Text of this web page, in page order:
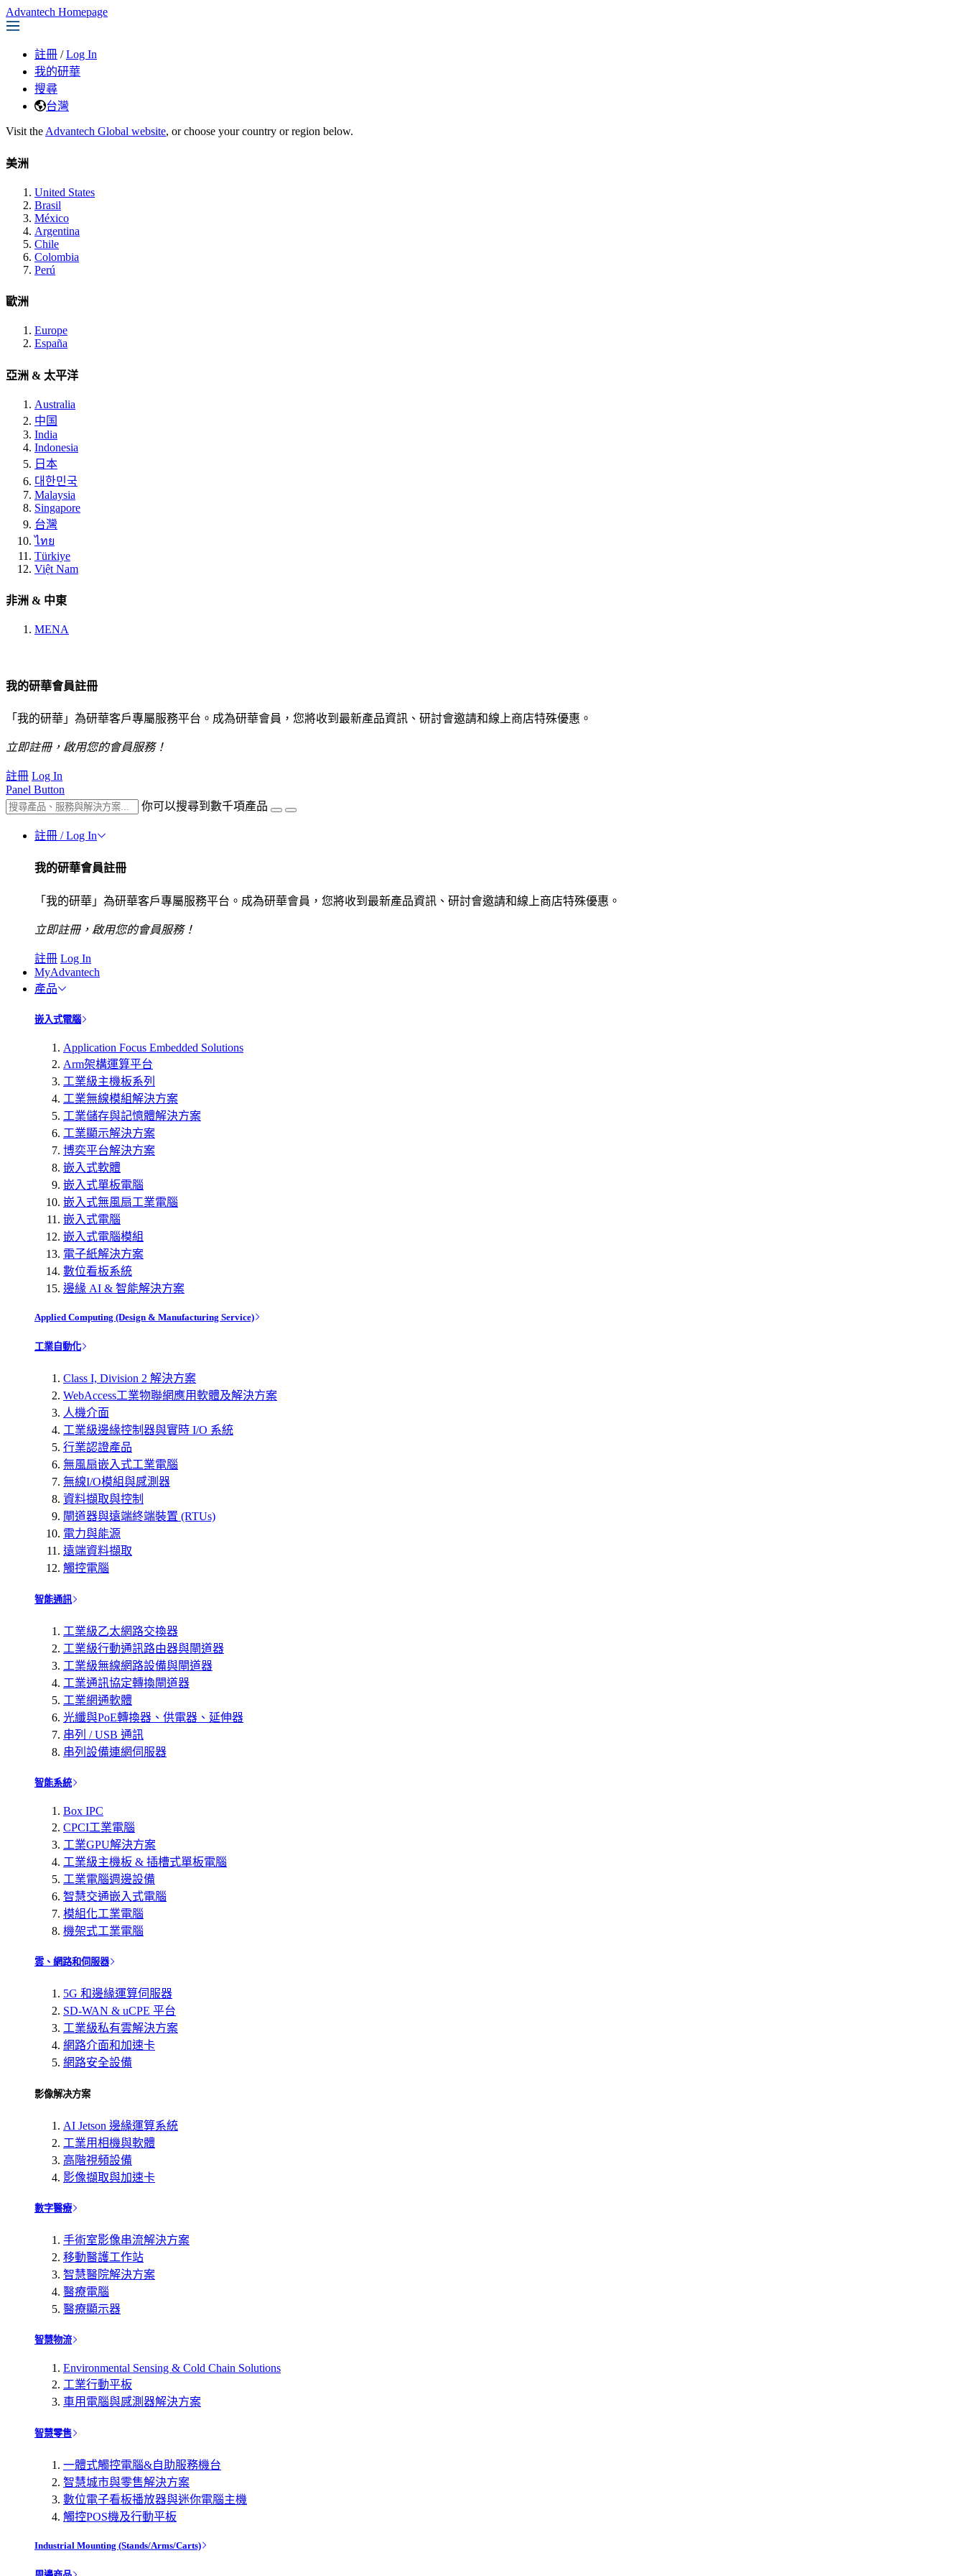
Advantech Homepage
註冊 / Log In
我的研華
搜尋
台灣
Visit the Advantech Global website, or choose your country or region below.
美洲
United States
Brasil
México
Argentina
Chile
Colombia
Perú
歐洲
Europe
España
亞洲 & 太平洋
Australia
中国
India
Indonesia
日本
대한민국
Malaysia
Singapore
台灣
ไทย
Türkiye
Việt Nam
非洲 & 中東
MENA
我的研華會員註冊
「我的研華」為研華客戶專屬服務平台。成為研華會員，您將收到最新產品資訊、研討會邀請和線上商店特殊優惠。
立即註冊，啟用您的會員服務！
註冊 Log In
Panel Button
你可以搜尋到數千項產品
註冊 / Log In
我的研華會員註冊
「我的研華」為研華客戶專屬服務平台。成為研華會員，您將收到最新產品資訊、研討會邀請和線上商店特殊優惠。
立即註冊，啟用您的會員服務！
註冊 Log In
MyAdvantech
產品
嵌入式電腦
Application Focus Embedded Solutions
Arm架構運算平台
工業級主機板系列
工業無線模組解決方案
工業儲存與記憶體解決方案
工業顯示解決方案
博奕平台解決方案
嵌入式軟體
嵌入式單板電腦
嵌入式無風扇工業電腦
嵌入式電腦
嵌入式電腦模組
電子紙解決方案
數位看板系統
邊緣 AI & 智能解決方案
Applied Computing (Design & Manufacturing Service)
工業自動化
Class I, Division 2 解決方案
WebAccess工業物聯網應用軟體及解決方案
人機介面
工業級邊緣控制器與實時 I/O 系統
行業認證產品
無風扇嵌入式工業電腦
無線I/O模組與感測器
資料擷取與控制
閘道器與遠端終端裝置 (RTUs)
電力與能源
遠端資料擷取
觸控電腦
智能通訊
工業級乙太網路交換器
工業級行動通訊路由器與閘道器
工業級無線網路設備與閘道器
工業通訊協定轉換閘道器
工業網通軟體
光纖與PoE轉換器、供電器、延伸器
串列 / USB 通訊
串列設備連網伺服器
智能系統
Box IPC
CPCI工業電腦
工業GPU解決方案
工業級主機板 & 插槽式單板電腦
工業電腦週邊設備
智慧交通嵌入式電腦
模組化工業電腦
機架式工業電腦
雲、網路和伺服器
5G 和邊緣運算伺服器
SD-WAN & uCPE 平台
工業級私有雲解決方案
網路介面和加速卡
網路安全設備
影像解决方案
AI Jetson 邊緣運算系統
工業用相機與軟體
高階視頻設備
影像擷取與加速卡
數字醫療
手術室影像串流解決方案
移動醫護工作站
智慧醫院解決方案
醫療電腦
醫療顯示器
智慧物流
Environmental Sensing & Cold Chain Solutions
工業行動平板
車用電腦與感測器解決方案
智慧零售
一體式觸控電腦&自助服務機台
智慧城市與零售解決方案
數位電子看板播放器與迷你電腦主機
觸控POS機及行動平板
Industrial Mounting (Stands/Arms/Carts)